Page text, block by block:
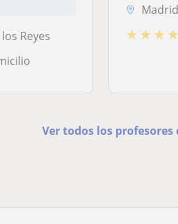
Reyes
Madrid Ciudad,
★ ★ ★ ★
Ver todos los profesores